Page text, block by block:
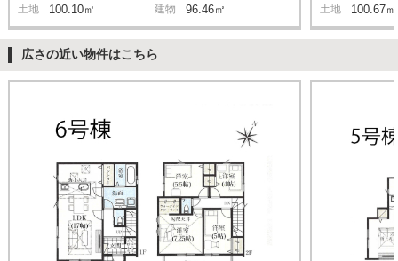
土地 100.10㎡ 建物 96.46㎡ 土地 100.67㎡
広さの近い物件はこちら